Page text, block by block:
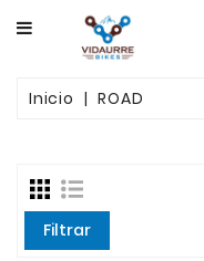
CATEGORY
USADAS
OFERTAS
Inicio ROAD
Filtrar